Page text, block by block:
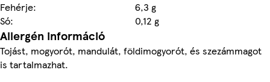
Fehérje:
6,3 g
Só:
0,12 g
Allergén információ
Tojást, mogyorót, mandulát, földimogyorót, és szezámmagot
is tartalmazhat.